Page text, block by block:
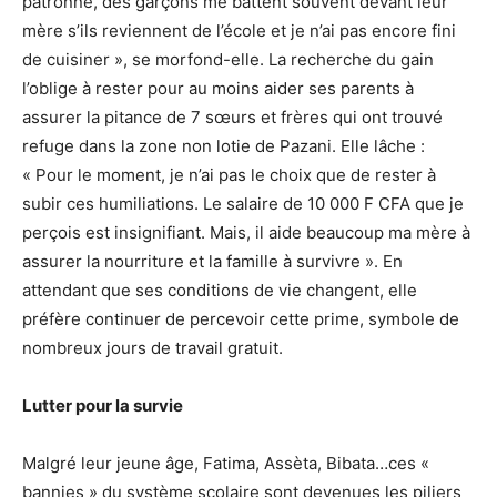
mère s’ils reviennent de l’école et je n’ai pas encore fini
de cuisiner », se morfond-elle. La recherche du gain
l’oblige à rester pour au moins aider ses parents à
assurer la pitance de 7 sœurs et frères qui ont trouvé
refuge dans la zone non lotie de Pazani. Elle lâche :
« Pour le moment, je n’ai pas le choix que de rester à
subir ces humiliations. Le salaire de 10 000 F CFA que je
perçois est insignifiant. Mais, il aide beaucoup ma mère à
assurer la nourriture et la famille à survivre ». En
attendant que ses conditions de vie changent, elle
préfère continuer de percevoir cette prime, symbole de
nombreux jours de travail gratuit.
Lutter pour la survie
Malgré leur jeune âge, Fatima, Assèta, Bibata…ces «
bannies » du système scolaire sont devenues les piliers